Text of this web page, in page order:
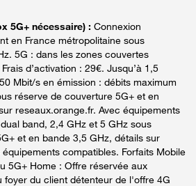
5G+ nécessaire) : Connexion
en France métropolitaine sous
5G : dans les zones couvertes
d’activation : 29€. Jusqu’à 1,5
Mbit/s en émission : débits maximum
réserve de couverture 5G+ et en
reseaux.orange.fr. Avec équipements
band, 2,4 GHz et 5 GHz sous
et en bande 3,5 GHz, détails sur
compatibles. Forfaits Mobile
5G+ Home : Offre réservée aux
foyer du client détenteur de l'offre 4G